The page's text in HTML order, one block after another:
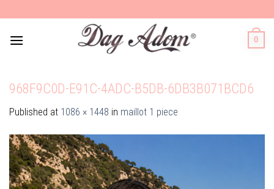
to
content
0
968F9C0D-E91C-4ADC-B5DB-6DB3B071BCD6
Published at 1086 × 1448 in maillot 1 piece